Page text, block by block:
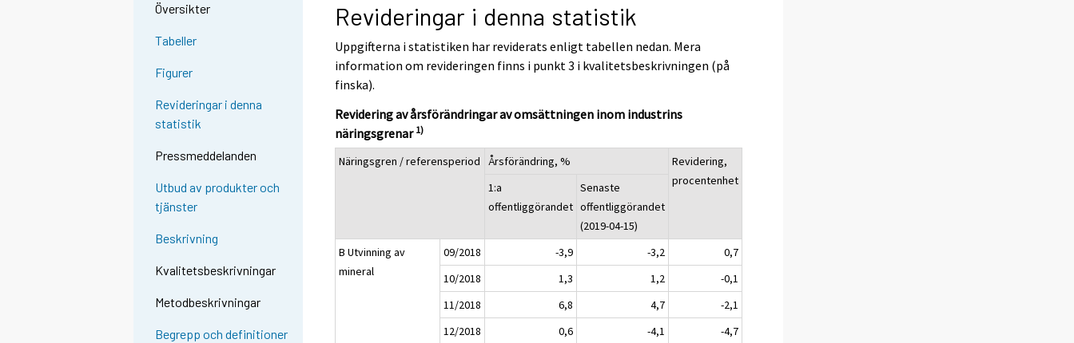
Översikter
Tabeller
Figurer
Revideringar i denna
statistik
Pressmeddelanden
Utbud av produkter och
tjänster
Beskrivning
Kvalitetsbeskrivningar
Metodbeskrivningar
Begrepp och definitioner
Revideringar i denna statistik
Uppgifterna i statistiken har reviderats enligt tabellen nedan. Mera
information om revideringen finns i punkt 3 i kvalitetsbeskrivningen (på
finska).
Revidering av årsförändringar av omsättningen inom industrins
näringsgrenar 1)
Näringsgren / referensperiod Årsförändring, %
Revidering,
procentenhet
1:a
offentliggörandet
Senaste
offentliggörandet
(2019-04-15)
B Utvinning av
mineral
09/2018 -3,9 -3,2
0,7
10/2018
1,3 1,2
-0,1
11/2018
6,8 4,7
-2,1
12/2018
0,6 -4,1
-4,7